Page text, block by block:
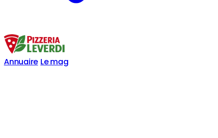
Annuaire Le mag